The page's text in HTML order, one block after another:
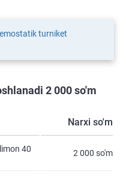
turniket
2 000 so'm
Narxi so'm
40
2 000 so'm